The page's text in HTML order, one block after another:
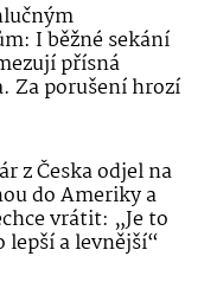
I běžné sekání
přísná
Za porušení hrozí
z Česka odjel na
do Ameriky a
vrátit: „Je to
lepší a levnější“